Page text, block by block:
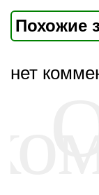
Похожие
нет